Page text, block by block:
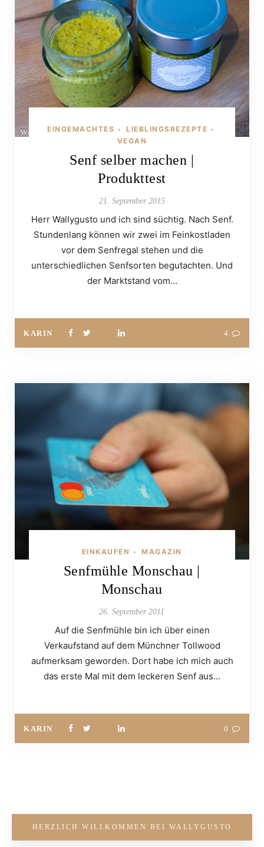
EINGEMACHTES • LIEBLINGSREZEPTE •
VEGAN
Senf selber machen |
Produkttest
21. September 2015
Herr Wallygusto und ich sind süchtig. Nach Senf.
Stundenlang können wir zwei im Feinkostladen
vor dem Senfregal stehen und die
unterschiedlichen Senfsorten begutachten. Und
der Marktstand vom…
KARIN 4
EINKAUFEN • MAGAZIN
Senfmühle Monschau |
Monschau
26. September 2011
Auf die Senfmühle bin ich über einen
Verkaufstand auf dem Münchner Tollwood
aufmerksam geworden. Dort habe ich mich auch
das erste Mal mit dem leckeren Senf aus…
KARIN 0
HERZLICH WILLKOMMEN BEI WALLYGUSTO